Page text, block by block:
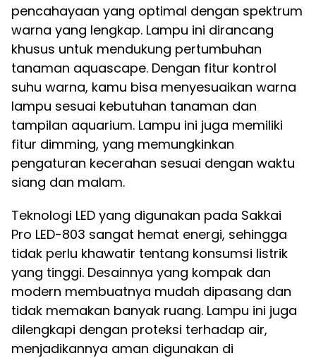
pencahayaan yang optimal dengan spektrum
warna yang lengkap. Lampu ini dirancang
khusus untuk mendukung pertumbuhan
tanaman aquascape. Dengan fitur kontrol
suhu warna, kamu bisa menyesuaikan warna
lampu sesuai kebutuhan tanaman dan
tampilan aquarium. Lampu ini juga memiliki
fitur dimming, yang memungkinkan
pengaturan kecerahan sesuai dengan waktu
siang dan malam.
Teknologi LED yang digunakan pada Sakkai
Pro LED-803 sangat hemat energi, sehingga
tidak perlu khawatir tentang konsumsi listrik
yang tinggi. Desainnya yang kompak dan
modern membuatnya mudah dipasang dan
tidak memakan banyak ruang. Lampu ini juga
dilengkapi dengan proteksi terhadap air,
menjadikannya aman digunakan di